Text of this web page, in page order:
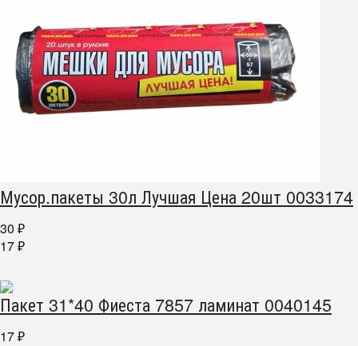
Мусор.пакеты 30л Лучшая Цена 20шт 0033174
30 ₽
17 ₽
Пакет 31*40 Фиеста 7857 ламинат 0040145
17 ₽